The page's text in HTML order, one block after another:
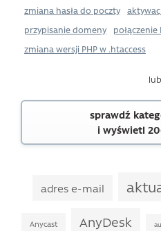
zmiana hasła do poczty
przypisanie domeny
połączenie
zmiana wersji PHP w .htaccess
lub
sprawdź
i wyświetl
adres e-mail
Anycast AnyDesk